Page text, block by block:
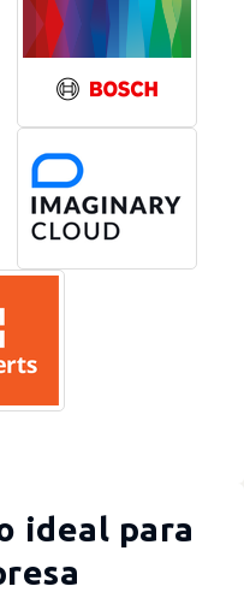
ideal para